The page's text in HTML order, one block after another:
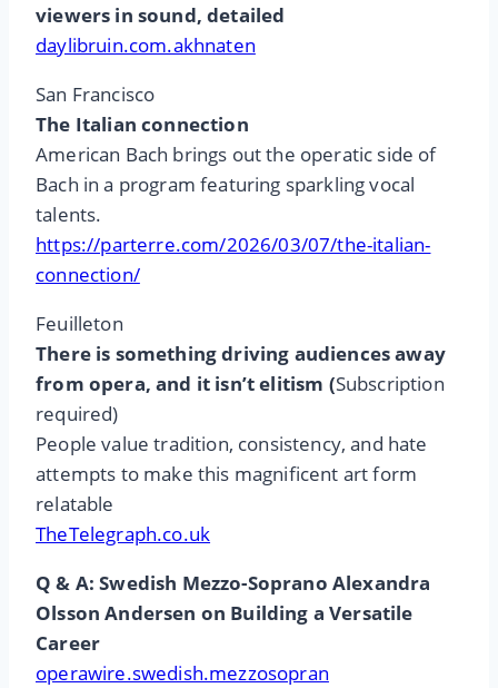
viewers in sound, detailed
daylibruin.com.akhnaten
San Francisco
The Italian connection
American Bach brings out the operatic side of
Bach in a program featuring sparkling vocal
talents.
https://parterre.com/2026/03/07/the-italian-
connection/
Feuilleton
There is something driving audiences away
from opera, and it isn’t elitism (Subscription
required)
People value tradition, consistency, and hate
attempts to make this magnificent art form
relatable
TheTelegraph.co.uk
Q & A: Swedish Mezzo-Soprano Alexandra
Olsson Andersen on Building a Versatile
Career
operawire.swedish.mezzosopran